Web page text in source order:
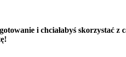
i chciałabyś skorzystać